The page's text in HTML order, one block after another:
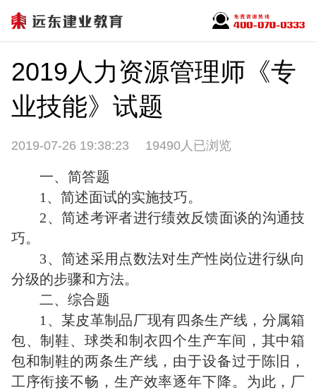
2019人力资源管理师《专
业技能》试题
2019-07-26 19:38:23 19490人已浏览
一、简答题
1、简述面试的实施技巧。
2、简述考评者进行绩效反馈面谈的沟通技
巧。
3、简述采用点数法对生产性岗位进行纵向
分级的步骤和方法。
二、综合题
1、某皮革制品厂现有四条生产线，分属箱
包、制鞋、球类和制衣四个生产车间，其中箱
包和制鞋的两条生产线，由于设备过于陈旧，
工序衔接不畅，生产效率逐年下降。为此，厂